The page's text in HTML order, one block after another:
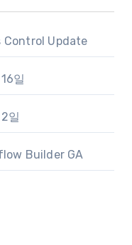
Control Update
일
일
Builder GA